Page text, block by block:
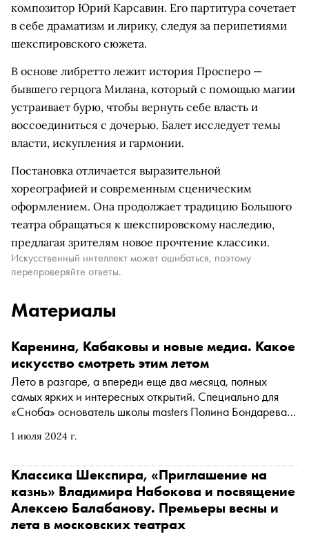
композитор Юрий Карсавин. Его партитура сочетает
в себе драматизм и лирику, следуя за перипетиями
шекспировского сюжета.
В основе либретто лежит история Просперо —
бывшего герцога Милана, который с помощью магии
устраивает бурю, чтобы вернуть себе власть и
воссоединиться с дочерью. Балет исследует темы
власти, искупления и гармонии.
Постановка отличается выразительной
хореографией и современным сценическим
оформлением. Она продолжает традицию Большого
театра обращаться к шекспировскому наследию,
предлагая зрителям новое прочтение классики.
Искусственный интеллект может ошибаться, поэтому
перепроверяйте ответы.
Материалы
1 июля 2024 г.
Каренина, Кабаковы и новые медиа. Какое
искусство смотреть этим летом
Лето в разгаре, а впереди еще два месяца, полных
самых ярких и интересных открытий. Специально для
«Сноба» основатель школы masters Полина Бондарева
в Москве, Санкт-Петербурге и других городах
Классика Шекспира, «Приглашение на
казнь» Владимира Набокова и посвящение
Алексею Балабанову. Премьеры весны и
лета в московских театрах